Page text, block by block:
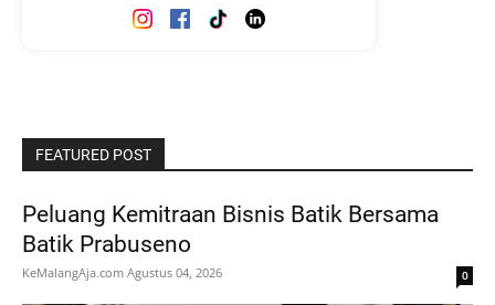
FEATURED POST
Peluang Kemitraan Bisnis Batik Bersama
Batik Prabuseno
KeMalangAja.com Agustus 04, 2026 0